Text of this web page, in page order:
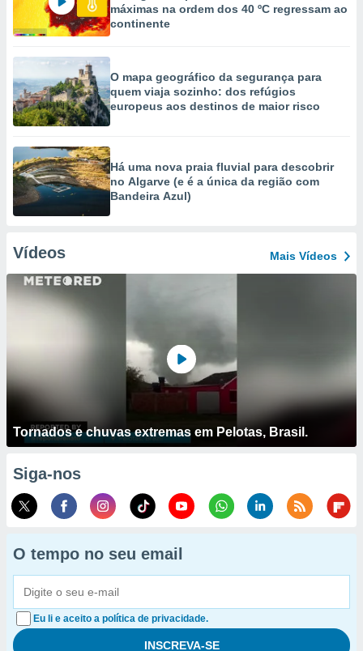
máximas na ordem dos 40 ºC regressam ao
continente
O mapa geográfico da segurança para
quem viaja sozinho: dos refúgios
europeus aos destinos de maior risco
Há uma nova praia fluvial para descobrir
no Algarve (e é a única da região com
Bandeira Azul)
Vídeos Mais Vídeos
Tornados e chuvas extremas em Pelotas, Brasil.
Siga-nos
O tempo no seu email
Eu li e aceito a política de privacidade.